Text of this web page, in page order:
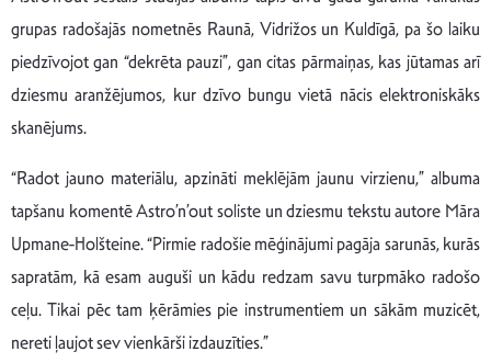
grupas radošajās nometnēs Raunā, Vidrižos un Kuldīgā, pa šo laiku
piedzīvojot gan “dekrēta pauzi”, gan citas pārmaiņas, kas jūtamas arī
dziesmu aranžējumos, kur dzīvo bungu vietā nācis elektroniskāks
skanējums.
“Radot jauno materiālu, apzināti meklējām jaunu virzienu,” albuma
tapšanu komentē Astro’n’out soliste un dziesmu tekstu autore Māra
Upmane-Holšteine. “Pirmie radošie mēģinājumi pagāja sarunās, kurās
sapratām, kā esam auguši un kādu redzam savu turpmāko radošo
ceļu. Tikai pēc tam ķērāmies pie instrumentiem un sākām muzicēt,
nereti ļaujot sev vienkārši izdauzīties.”